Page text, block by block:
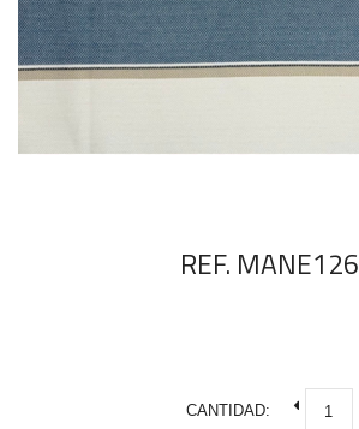
REF. MANE126
CANTIDAD: